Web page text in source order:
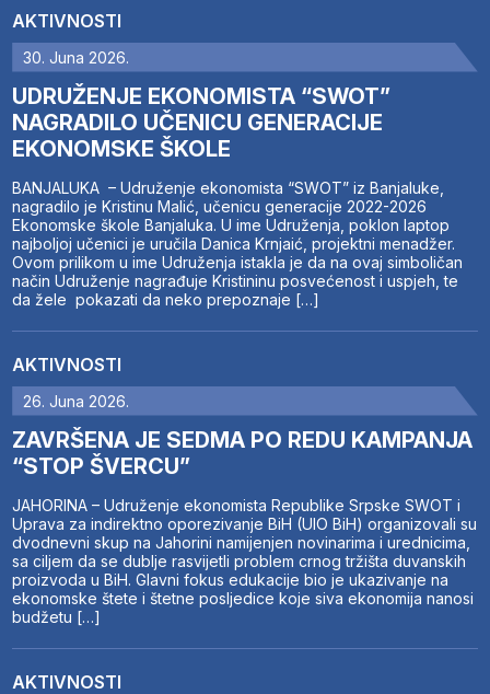
AKTIVNOSTI
30. Juna 2026.
UDRUŽENJE EKONOMISTA “SWOT”
NAGRADILO UČENICU GENERACIJE
EKONOMSKE ŠKOLE
BANJALUKA – Udruženje ekonomista “SWOT” iz Banjaluke,
nagradilo je Kristinu Malić, učenicu generacije 2022-2026
Ekonomske škole Banjaluka. U ime Udruženja, poklon laptop
najboljoj učenici je uručila Danica Krnjaić, projektni menadžer.
Ovom prilikom u ime Udruženja istakla je da na ovaj simboličan
način Udruženje nagrađuje Kristininu posvećenost i uspjeh, te
da žele pokazati da neko prepoznaje […]
AKTIVNOSTI
26. Juna 2026.
ZAVRŠENA JE SEDMA PO REDU KAMPANJA
“STOP ŠVERCU”
JAHORINA – Udruženje ekonomista Republike Srpske SWOT i
Uprava za indirektno oporezivanje BiH (UIO BiH) organizovali su
dvodnevni skup na Jahorini namijenjen novinarima i urednicima,
sa ciljem da se dublje rasvijetli problem crnog tržišta duvanskih
proizvoda u BiH. Glavni fokus edukacije bio je ukazivanje na
ekonomske štete i štetne posljedice koje siva ekonomija nanosi
budžetu […]
AKTIVNOSTI